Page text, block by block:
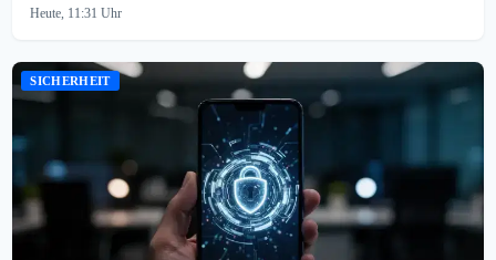
Heute, 11:31 Uhr
SICHERHEIT